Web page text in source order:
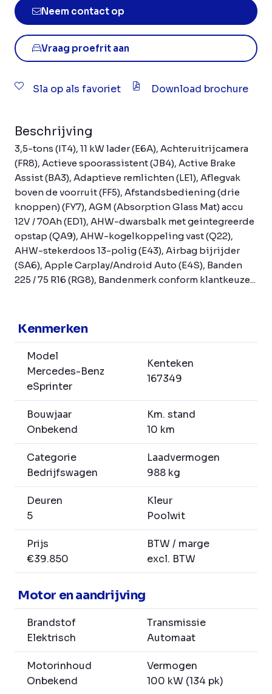
Neem contact op
Vraag proefrit aan
Sla op als favoriet Download brochure
Beschrijving
3,5-tons (IT4), 11 kW lader (E6A), Achteruitrijcamera
(FR8), Actieve spoorassistent (JB4), Active Brake
Assist (BA3), Adaptieve remlichten (LE1), Aflegvak
boven de voorruit (FF5), Afstandsbediening (drie
knoppen) (FY7), AGM (Absorption Glass Mat) accu
12V / 70Ah (ED1), AHW-dwarsbalk met geintegreerde
opstap (QA9), AHW-kogelkoppeling vast (Q22),
AHW-stekerdoos 13-polig (E43), Airbag bijrijder
(SA6), Apple Carplay/Android Auto (E4S), Banden
225 / 75 R16 (RG8), Bandenmerk conform klantkeuze...
Kenmerken
Model
Mercedes-Benz
eSprinter
Kenteken
167349
Bouwjaar
Onbekend
Km. stand
10 km
Categorie
Bedrijfswagen
Laadvermogen
988 kg
Deuren
5
Kleur
Poolwit
Prijs
€39.850
BTW / marge
excl. BTW
Motor en aandrijving
Brandstof
Elektrisch
Transmissie
Automaat
Motorinhoud
Onbekend
Vermogen
100 kW (134 pk)